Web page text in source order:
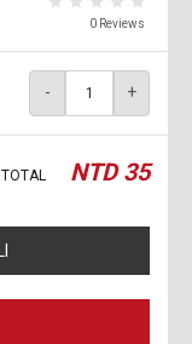
0 Reviews
- +
TOTAL NTD35